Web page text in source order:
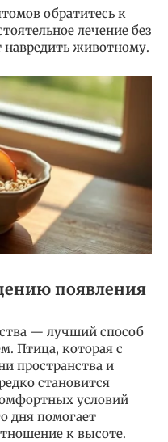
обратитесь к
лечение без
навредить животному.
появления
— лучший способ
Птица, которая с
пространства и
становится
условий
дня помогает
к высоте.